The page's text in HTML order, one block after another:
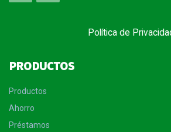
Política de
PRODUCTOS
Productos
Ahorro
Préstamos